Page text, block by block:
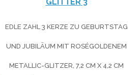
EDLE ZAHL 3 KERZE ZU GEBURTSTAG
UND JUBILÄUM MIT ROSÉGOLDENEM
METALLIC-GLITZER, 7,2 CM X 4,2 CM